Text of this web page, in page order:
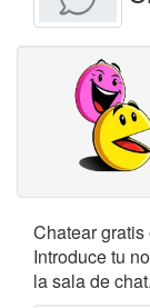
Chatear
Introduce tu
la sala de chat.